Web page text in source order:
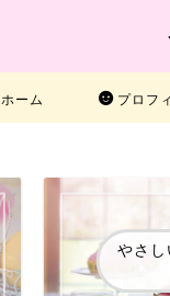
ホーム プロフ
やさ